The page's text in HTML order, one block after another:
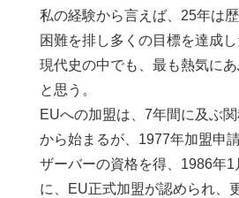
私の経験から言えば、25年は
困難を排し多くの目標を達成
現代史の中でも、最も熱気に
と思う。
EUへの加盟は、7年間に及ぶ
から始まるが、1977年加盟申
ザーバーの資格を得、1986年
に、EU正式加盟が認められ、